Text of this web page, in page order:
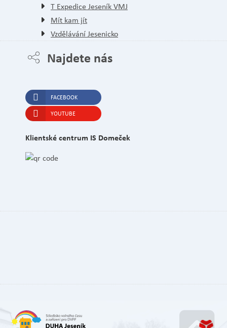
T Expedice Jeseník VMJ
Mít kam jít
Vzdělávání Jesenicko
Najdete nás
FACEBOOK
YOUTUBE
Klientské centrum IS Domeček